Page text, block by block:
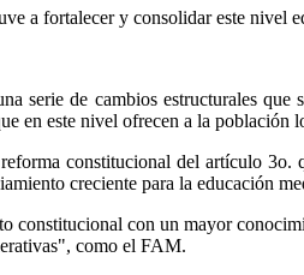
a fortalecer y consolidar este nivel
de cambios estructurales
este nivel ofrecen a la población
constitucional del artículo 3o.
creciente para la educación
constitucional con un mayor
como el FAM.